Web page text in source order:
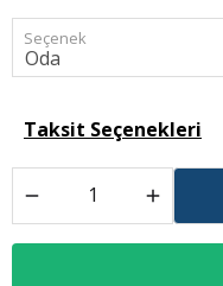
Seçenek
Taksit Seçenekleri